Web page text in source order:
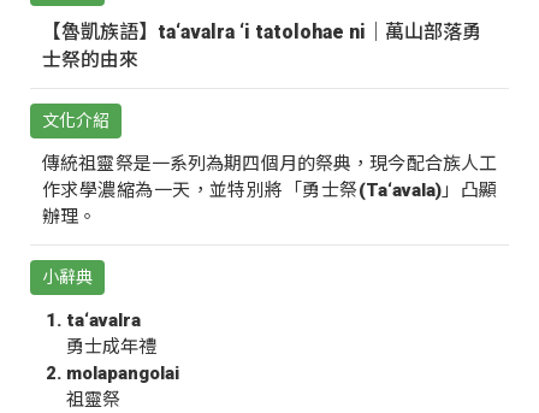
【魯凱族語】ta‘avalra ‘i tatolohae ni｜萬山部落勇
士祭的由來
文化介紹
傳統祖靈祭是一系列為期四個月的祭典，現今配合族人工
作求學濃縮為一天，並特別將「勇士祭(Ta‘avala)」凸顯
辦理。
小辭典
ta‘avalra
勇士成年禮
molapangolai
祖靈祭